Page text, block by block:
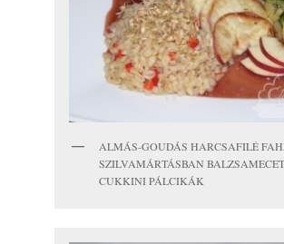
ALMÁS-GOUDÁS HARCSAFILÉ
SZILVAMÁRTÁSBAN
CUKKINI PÁLCIKÁK